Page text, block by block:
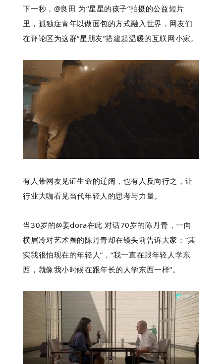
下一秒，@良田 为“星星的孩子”拍摄的公益短片
里，孤独症青年以做面包的方式融入世界，网友们
在评论区为这群“星朋友”搭建起温暖的互联网小家。
有人带网友见证生命的辽阔，也有人反向行之，让
行业大咖看见当代年轻人的思考与力量。
当30岁的@姜dora在此 对话70岁的陈丹青，一向
横眉冷对艺术圈的陈丹青却在镜头前告诉大家：“其
实我很怕现在的年轻人”，“我一直在跟年轻人学东
西，就像我小时候在跟年长的人学东西一样”。